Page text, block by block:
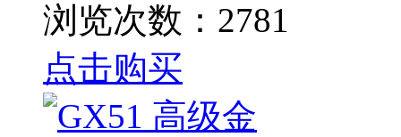
浏览次数：2781
点击购买